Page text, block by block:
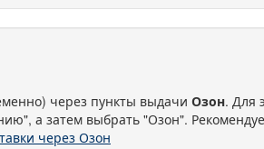
через пункты выдачи Озон. Для
а затем выбрать "Озон".
через Озон